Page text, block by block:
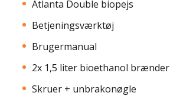
Atlanta Double biopejs
Betjeningsværktøj
Brugermanual
2x 1,5 liter bioethanol brænder
Skruer + unbrakonøgle